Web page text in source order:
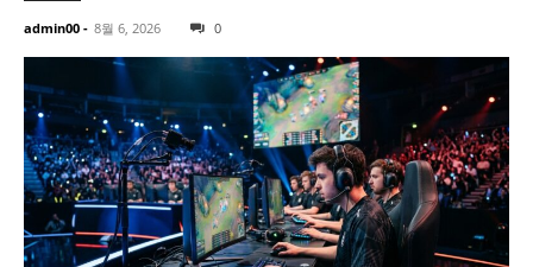
admin00 - 8월 6, 2026 0